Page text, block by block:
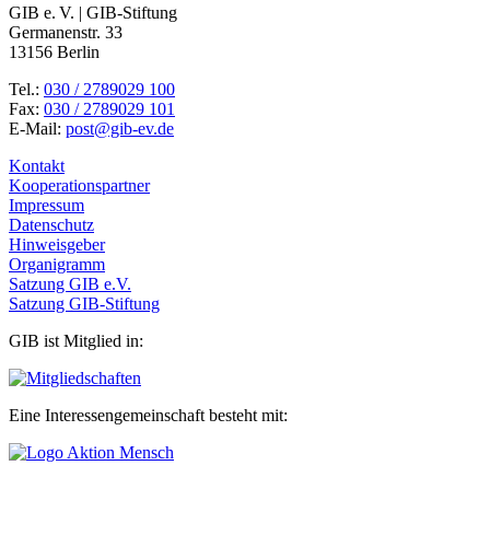
GIB e. V. | GIB-Stiftung
Germanenstr. 33
13156 Berlin
Tel.: 030 / 2789029 100
Fax: 030 / 2789029 101
E-Mail: post@gib-ev.de
Kontakt
Kooperationspartner
Impressum
Datenschutz
Hinweisgeber
Organigramm
Satzung GIB e.V.
Satzung GIB-Stiftung
GIB ist Mitglied in:
Eine Interessengemeinschaft besteht mit: